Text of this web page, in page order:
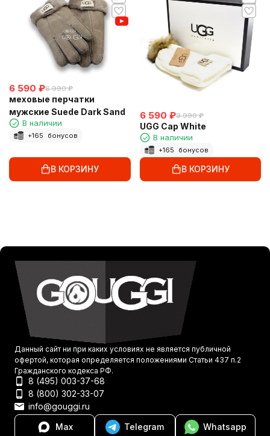
6 590 ₽6 990 ₽
меховые перчатки
мужские Suede Dark Sand
В наличии
+165 бонусов
В КОРЗИНУ
6 590 ₽9 990 ₽
UGG Cap White
В наличии
+165 бонусов
В КОРЗИНУ
Данный сайт ни при каких условиях не является публичной
офертой, которая определяется положениями Статьи 437 п.2
Гражданского кодекса РФ.
8 (495) 003-37-68
8 (800) 302-33-07
info@gouggi.ru
Max
Telegram Whatsapp